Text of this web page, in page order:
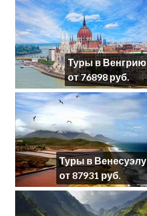
Туры в Венгрию
от 76898 руб.
Туры в Венесуэлу
от 87931 руб.